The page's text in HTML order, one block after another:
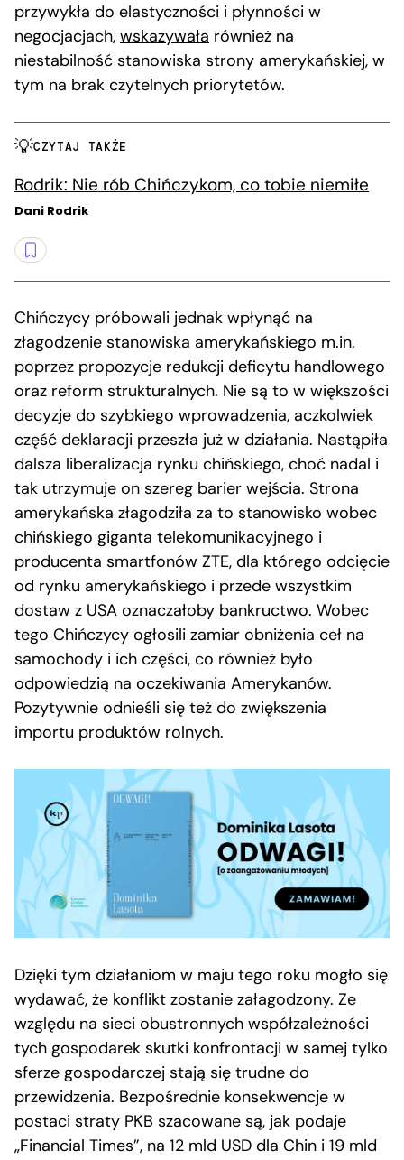
przywykła do elastyczności i płynności w
negocjacjach, wskazywała również na
niestabilność stanowiska strony amerykańskiej, w
tym na brak czytelnych priorytetów.
CZYTAJ TAKŻE
Rodrik: Nie rób Chińczykom, co tobie niemiłe
Dani Rodrik
Chińczycy próbowali jednak wpłynąć na
złagodzenie stanowiska amerykańskiego m.in.
poprzez propozycje redukcji deficytu handlowego
oraz reform strukturalnych. Nie są to w większości
decyzje do szybkiego wprowadzenia, aczkolwiek
część deklaracji przeszła już w działania. Nastąpiła
dalsza liberalizacja rynku chińskiego, choć nadal i
tak utrzymuje on szereg barier wejścia. Strona
amerykańska złagodziła za to stanowisko wobec
chińskiego giganta telekomunikacyjnego i
producenta smartfonów ZTE, dla którego odcięcie
od rynku amerykańskiego i przede wszystkim
dostaw z USA oznaczałoby bankructwo. Wobec
tego Chińczycy ogłosili zamiar obniżenia ceł na
samochody i ich części, co również było
odpowiedzią na oczekiwania Amerykanów.
Pozytywnie odnieśli się też do zwiększenia
importu produktów rolnych.
Dzięki tym działaniom w maju tego roku mogło się
wydawać, że konflikt zostanie załagodzony. Ze
względu na sieci obustronnych współzależności
tych gospodarek skutki konfrontacji w samej tylko
sferze gospodarczej stają się trudne do
przewidzenia. Bezpośrednie konsekwencje w
postaci straty PKB szacowane są, jak podaje
„Financial Times”, na 12 mld USD dla Chin i 19 mld